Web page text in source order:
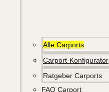
Alle Carports
Carport-Konfigurator
Ratgeber Carports
FAQ Carport